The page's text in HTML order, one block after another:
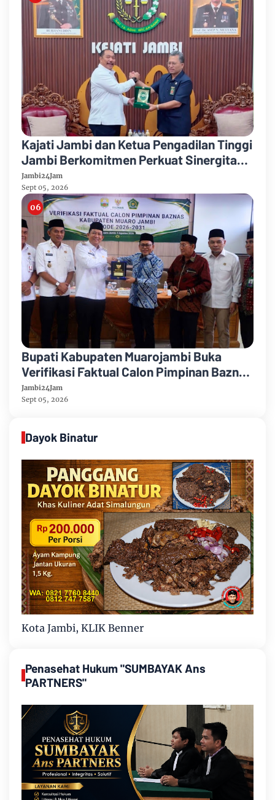
Kajati Jambi dan Ketua Pengadilan Tinggi
Jambi Berkomitmen Perkuat Sinergitas
Penegakan Hukum
Jambi24Jam
Sept 05, 2026
Bupati Kabupaten Muarojambi Buka
Verifikasi Faktual Calon Pimpinan Baznas
Tahun 2026-2031
Jambi24Jam
Sept 05, 2026
Dayok Binatur
Kota Jambi, KLIK Benner
Penasehat Hukum "SUMBAYAK Ans
PARTNERS"